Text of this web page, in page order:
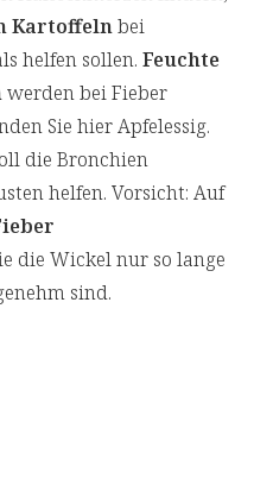
Kartoffelnbei
helfen sollen. Feuchte
werden bei Fieber
Sie hier Apfelessig.
die Bronchien
helfen. Vorsicht: Auf
die Wickel nur so lange
sind.